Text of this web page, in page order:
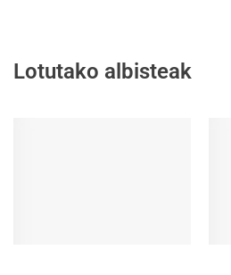
Lotutako albisteak